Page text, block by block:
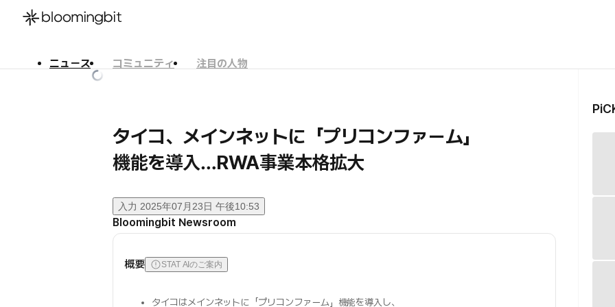
ニュース コミュニティ
注目の人物
タイコ、メインネットに「プリコンファーム」
機能を導入…RWA事業本格拡大
入力 2025年07月23日 午後10:53
Bloomingbit Newsroom
概要 STAT AIのご案内
タイコはメインネットに「プリコンファーム」機能を導入し、